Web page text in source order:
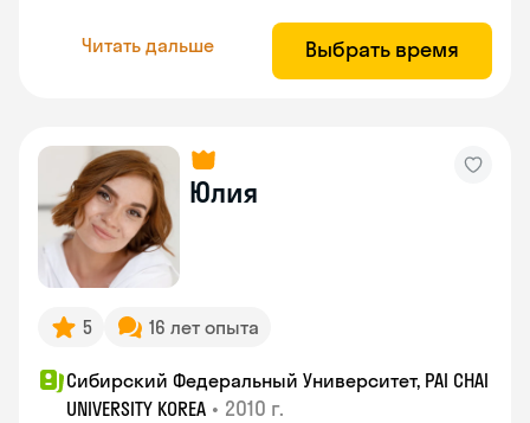
Читать дальше Выбрать время
Юлия
5 16 лет опыта
Сибирский Федеральный Университет, PAI CHAI
UNIVERSITY KOREA • 2010 г.